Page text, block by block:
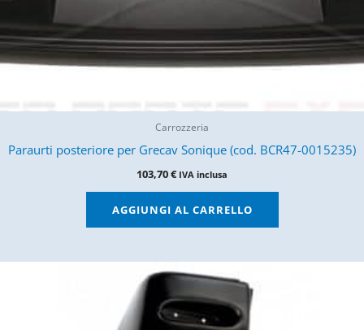
Carrozzeria
Paraurti posteriore per Grecav Sonique (cod. BCR47-0015235)
103,70€ IVA inclusa
AGGIUNGI AL CARRELLO